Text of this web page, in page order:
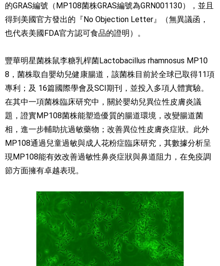
的GRAS編號（MP108菌株GRAS編號為GRN001130），並且
得到美國官方發出的『No Objection Letter』（無異議函，
也代表美國FDA官方認可食品的證明）。
豐華明星菌株鼠李糖乳桿菌Lactobacillus rhamnosus MP10
8，菌株取自嬰幼兒健康腸道，該菌株目前於全球已取得11項
專利；及 16篇國際學會及SCI期刊，並投入多項人體實驗。
在其中一項菌株臨床研究中，關於嬰幼兒異位性皮膚炎議
題，證實MP108菌株能塑造優質的腸道環境，改變腸道菌
相，進一步輔助抗過敏藥物；改善異位性皮膚炎症狀。此外
MP108通過兒童過敏與成人花粉症臨床研究，其數據分析呈
現MP108能有效改善過敏性鼻炎症狀與鼻道阻力，在免疫調
節方面擁有卓越表現。